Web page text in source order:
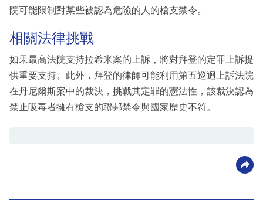
院可能限制對某些被認為危險的人的槍支禁令。
相關法律挑戰
如果最高法院支持拉希米案的上訴，將對拜登的定罪上訴提
供重要支持。此外，拜登的律師可能利用第五巡迴上訴法院
在丹尼爾斯案中的裁決，挑戰其定罪的憲法性，該裁決認為
禁止吸毒者擁有槍支的聯邦禁令與國家歷史不符。